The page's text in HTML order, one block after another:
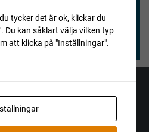
Museum, 2025-04-15
tycker det är ok, klickar du
Du kan såklart välja vilken typ
att klicka på "Inställningar".